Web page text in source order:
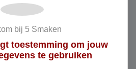
kan worden opgeslagen
gegevensdrager,
van de vestiging van de
de consument met
bij 5 Smaken
toestemming om jouw
te gebruiken